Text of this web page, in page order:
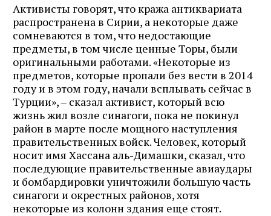
Активисты говорят, что кража антиквариата
распространена в Сирии, а некоторые даже
сомневаются в том, что недостающие
предметы, в том числе ценные Торы, были
оригинальными работами. «Некоторые из
предметов, которые пропали без вести в 2014
году и в этом году, начали всплывать сейчас в
Турции», – сказал активист, который всю
жизнь жил возле синагоги, пока не покинул
район в марте после мощного наступления
правительственных войск. Человек, который
носит имя Хассана аль-Димашки, сказал, что
последующие правительственные авиаудары
и бомбардировки уничтожили большую часть
синагоги и окрестных районов, хотя
некоторые из колонн здания еще стоят.